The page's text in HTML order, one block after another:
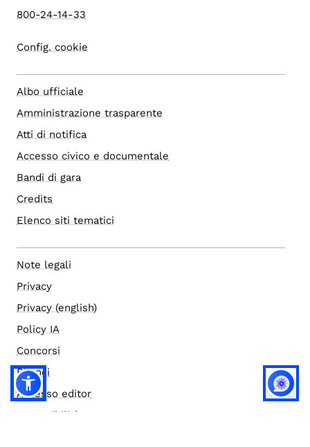
800-24-14-33
Config. cookie
Albo ufficiale
Amministrazione trasparente
Atti di notifica
Accesso civico e documentale
Bandi di gara
Credits
Elenco siti tematici
Note legali
Privacy
Privacy (english)
Policy IA
Concorsi
Bilanci
Accesso editor
Accessibilità